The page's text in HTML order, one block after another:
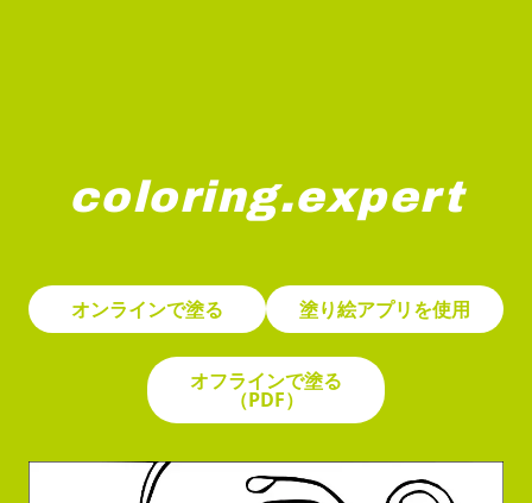
coloring.expert
オンラインで塗る
塗り絵アプリを使用
オフラインで塗る
（PDF）